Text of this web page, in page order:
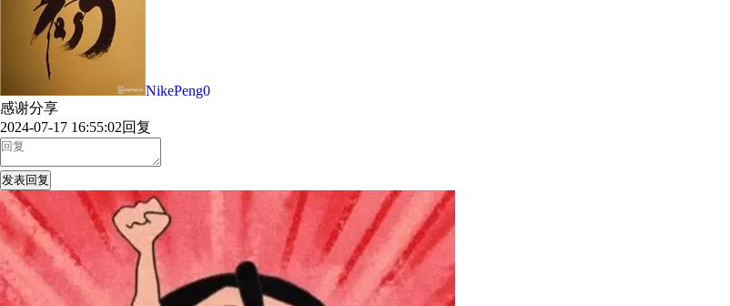
NikePeng0
感谢分享
2024-07-17 16:55:02回复
发表回复